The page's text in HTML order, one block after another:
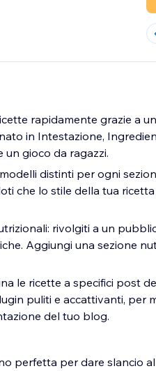
rapidamente grazie a
in Intestazione,
gioco da ragazzi.
distinti per ogni
che lo stile della tua
rivolgiti a un
Aggiungi una sezione
le ricette a specifici post
puliti e accattivanti, per
del tuo blog.
perfetta per dare slancio